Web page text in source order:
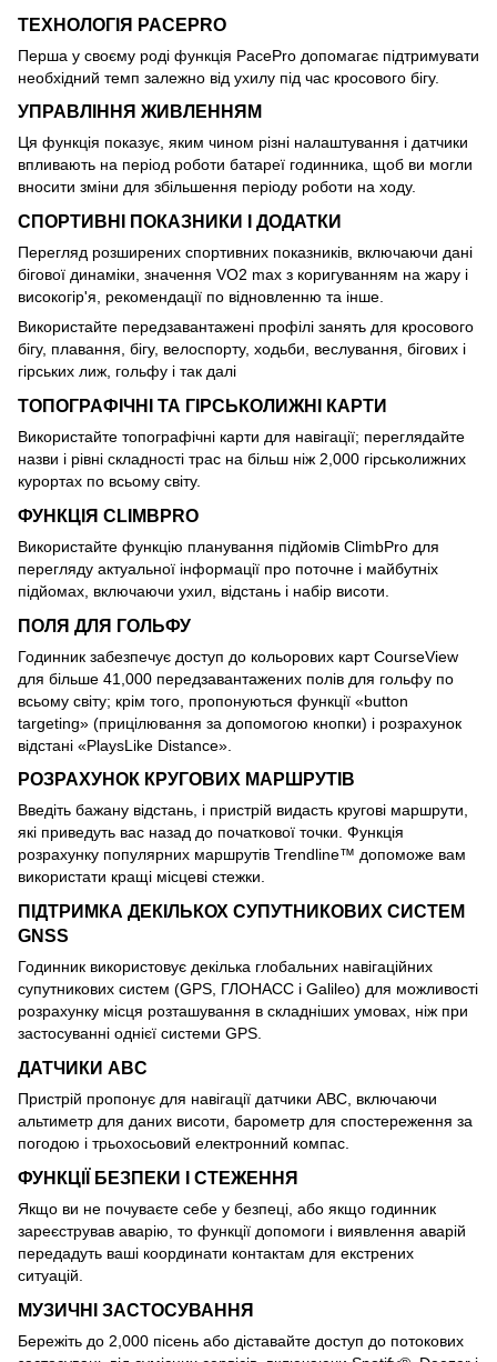
ТЕХНОЛОГІЯ PACEPRO
Перша у своєму роді функція PacePro допомагає підтримувати
необхідний темп залежно від ухилу під час кросового бігу.
УПРАВЛІННЯ ЖИВЛЕННЯМ
Ця функція показує, яким чином різні налаштування і датчики
впливають на період роботи батареї годинника, щоб ви могли
вносити зміни для збільшення періоду роботи на ходу.
СПОРТИВНІ ПОКАЗНИКИ І ДОДАТКИ
Перегляд розширених спортивних показників, включаючи дані
бігової динаміки, значення VO2 max з коригуванням на жару і
високогір'я, рекомендації по відновленню та інше.
Використайте передзавантажені профілі занять для кросового
бігу, плавання, бігу, велоспорту, ходьби, веслування, бігових і
гірських лиж, гольфу і так далі
ТОПОГРАФІЧНІ ТА ГІРСЬКОЛИЖНІ КАРТИ
Використайте топографічні карти для навігації; переглядайте
назви і рівні складності трас на більш ніж 2,000 гірськолижних
курортах по всьому світу.
ФУНКЦІЯ CLIMBPRO
Використайте функцію планування підйомів ClimbPro для
перегляду актуальної інформації про поточне і майбутніх
підйомах, включаючи ухил, відстань і набір висоти.
ПОЛЯ ДЛЯ ГОЛЬФУ
Годинник забезпечує доступ до кольорових карт CourseView
для більше 41,000 передзавантажених полів для гольфу по
всьому світу; крім того, пропонуються функції «button
targeting» (прицілювання за допомогою кнопки) і розрахунок
відстані «PlaysLike Distance».
РОЗРАХУНОК КРУГОВИХ МАРШРУТІВ
Введіть бажану відстань, і пристрій видасть кругові маршрути,
які приведуть вас назад до початкової точки. Функція
розрахунку популярних маршрутів Trendline™ допоможе вам
використати кращі місцеві стежки.
ПІДТРИМКА ДЕКІЛЬКОХ СУПУТНИКОВИХ СИСТЕМ
GNSS
Годинник використовує декілька глобальних навігаційних
супутникових систем (GPS, ГЛОНАСС і Galileo) для можливості
розрахунку місця розташування в складніших умовах, ніж при
застосуванні однієї системи GPS.
ДАТЧИКИ ABC
Пристрій пропонує для навігації датчики ABC, включаючи
альтиметр для даних висоти, барометр для спостереження за
погодою і трьохосьовий електронний компас.
ФУНКЦІЇ БЕЗПЕКИ І СТЕЖЕННЯ
Якщо ви не почуваєте себе у безпеці, або якщо годинник
зареєстрував аварію, то функції допомоги і виявлення аварій
передадуть ваші координати контактам для екстрених
ситуацій.
МУЗИЧНІ ЗАСТОСУВАННЯ
Бережіть до 2,000 пісень або діставайте доступ до потокових